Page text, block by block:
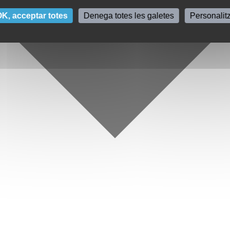
acceptar totes Denega totes les galetes